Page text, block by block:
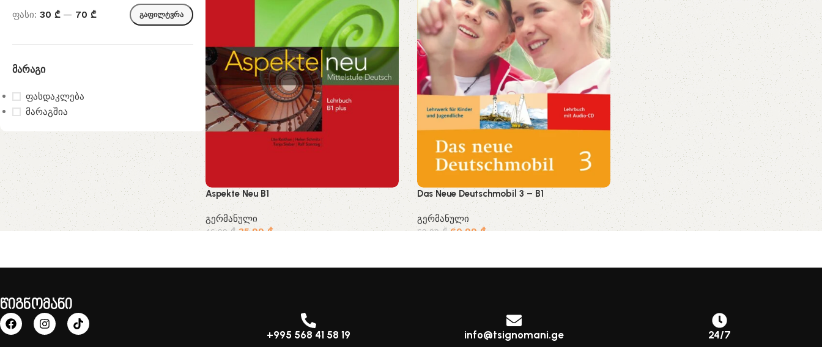
გაფილტვრა
ფასი: 30 ₾— 70 ₾
Მარაგი
ფასდაკლება
მარაგშია
Aspekte Neu B1
გერმანული
46.99₾ 35.99 ₾
Das Neue Deutschmobil 3 – B1
გერმანული
69.99₾ 60.99 ₾
წიგნომანი
+995 568 41 58 19 info@tsignomani.ge 24/7